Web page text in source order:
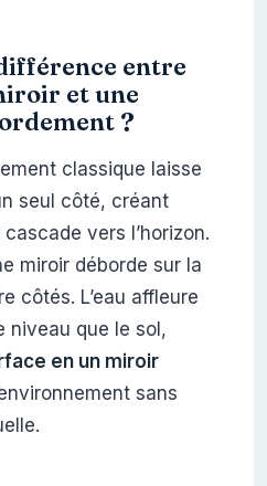
entre
et une
?
classique laisse
seul côté, créant
vers l’horizon.
miroir déborde sur la
côtés. L’eau affleure
niveau que le sol,
en un miroir
sans